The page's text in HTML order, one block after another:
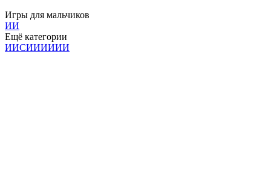
Игры для мальчиков
ИИ
Ещё категории
ИИСИИИИИИ